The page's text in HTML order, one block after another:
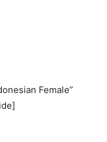
Female”